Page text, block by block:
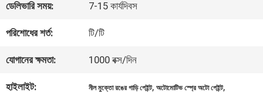
আমাদের
যোগাযোগ
ডেলিভারি সময়: 7-15 কার্যদিবস
পরিশোধের শর্ত: টি/টি
যোগানের ক্ষমতা: 1000 বক্স/দিন
হাইলাইট: নীল মুক্তো রঙের গাড়ি পেইন্ট,অটোমোটিভ স্প্রে অটো পেইন্ট,